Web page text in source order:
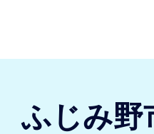
ふじみ野